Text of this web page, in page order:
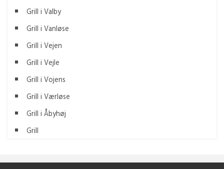
Grill i Valby
Grill i Vanløse
Grill i Vejen
Grill i Vejle
Grill i Vojens
Grill i Værløse
Grill i Åbyhøj
Grill